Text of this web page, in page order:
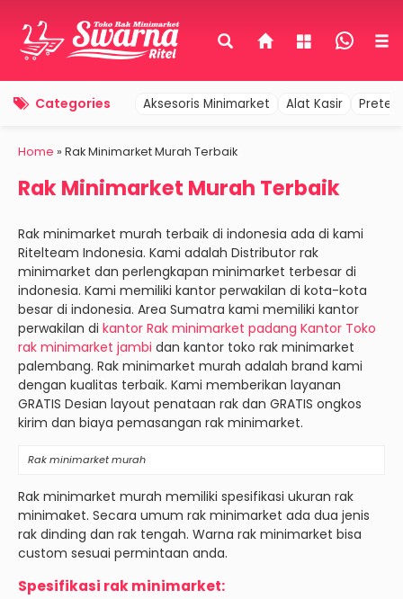
Categories Aksesoris Minimarket Alat Kasir
Home » Rak Minimarket Murah Terbaik
Rak Minimarket Murah Terbaik
Rak minimarket murah terbaik di indonesia ada di kami
Ritelteam Indonesia. Kami adalah Distributor rak
minimarket dan perlengkapan minimarket terbesar di
indonesia. Kami memiliki kantor perwakilan di kota-kota
besar di indonesia. Area Sumatra kami memiliki kantor
perwakilan di kantor Rak minimarket padang Kantor Toko
rak minimarket jambi dan kantor toko rak minimarket
palembang. Rak minimarket murah adalah brand kami
dengan kualitas terbaik. Kami memberikan layanan
GRATIS Desian layout penataan rak dan GRATIS ongkos
kirim dan biaya pemasangan rak minimarket.
Rak minimarket murah
Rak minimarket murah memiliki spesifikasi ukuran rak
minimaket. Secara umum rak minimarket ada dua jenis
rak dinding dan rak tengah. Warna rak minimarket bisa
custom sesuai permintaan anda.
Spesifikasi rak minimarket: